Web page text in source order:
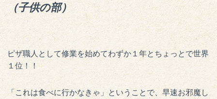
（子供の部）
ピザ職人として修業を始めてわずか１年とちょっとで世界
１位！！
「これは食べに行かなきゃ」ということで、早速お邪魔し